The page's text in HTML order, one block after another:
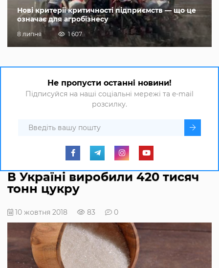
Нові критерії критичності підприємств — що це
означає для агробізнесу
8 липня 1 607
Не пропусти останні новини!
Підписуйся на наші соціальні мережі та e-mail
розсилку.
В Україні виробили 420 тисяч
тонн цукру
10 жовтня 2018 83 0